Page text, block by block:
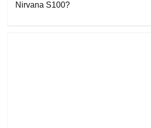
Nirvana S100?